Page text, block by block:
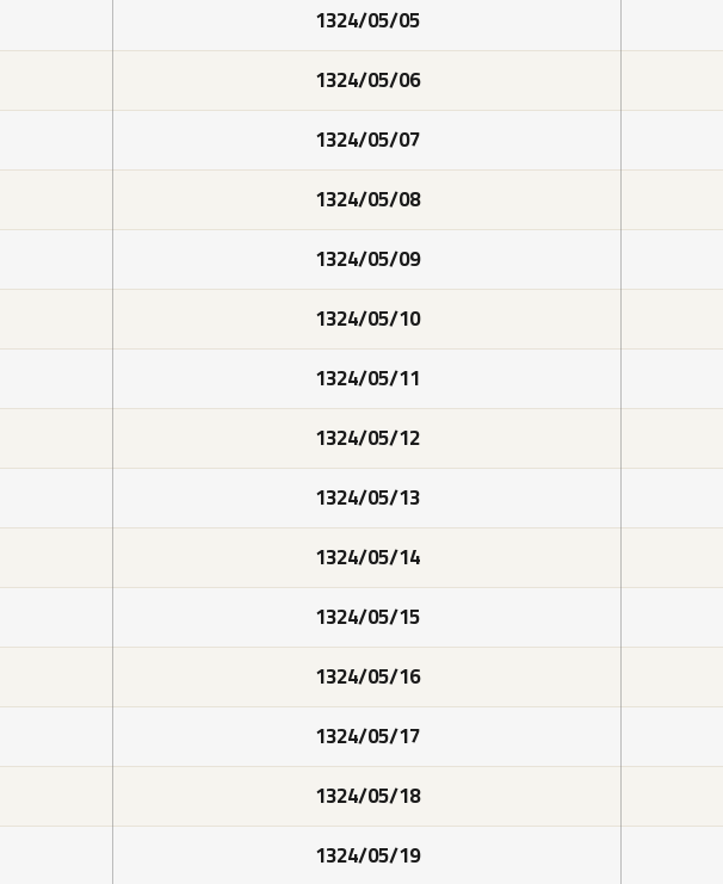
1324/05/05
1324/05/06
1324/05/07
1324/05/08
1324/05/09
1324/05/10
1324/05/11
1324/05/12
1324/05/13
1324/05/14
1324/05/15
1324/05/16
1324/05/17
1324/05/18
1324/05/19